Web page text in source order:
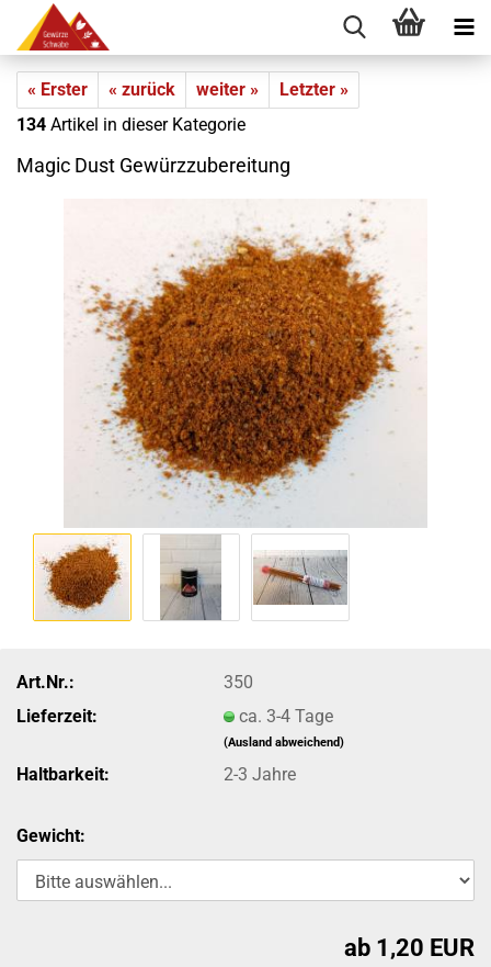
« Erster « zurück weiter »
Letzter »
134 Artikel in dieser Kategorie
Magic Dust Gewürzzubereitung
Art.Nr.:
350
Lieferzeit:
ca. 3-4 Tage
(Ausland abweichend)
Haltbarkeit: 2-3 Jahre
Gewicht:
ab 1,20 EUR